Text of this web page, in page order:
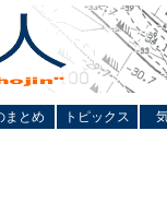
まとめ トピックス